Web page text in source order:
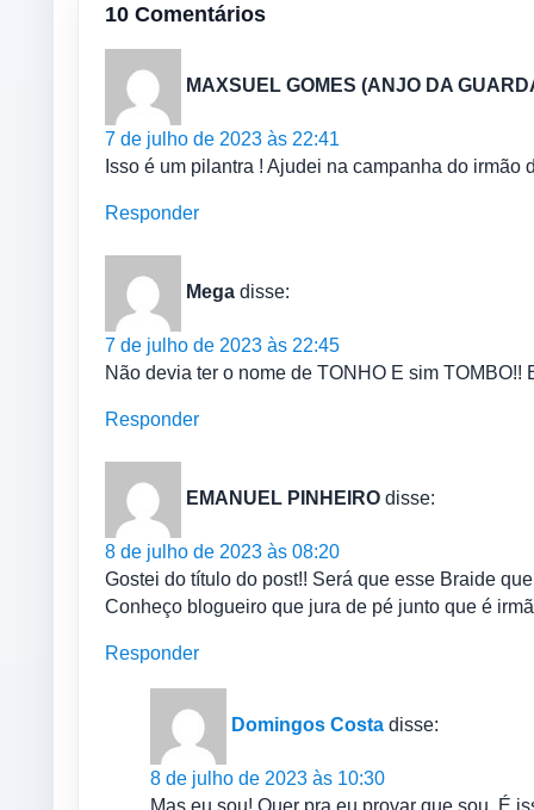
10 Comentários
MAXSUEL GOMES (ANJO DA
7 de julho de 2023 às 22:41
Isso é um pilantra ! Ajudei na campanha do
Responder
Mega disse:
7 de julho de 2023 às 22:45
Não devia ter o nome de TONHO E sim
Responder
EMANUEL PINHEIRO disse:
8 de julho de 2023 às 08:20
Gostei do título do post!! Será que esse Braide
Conheço blogueiro que jura de pé junto que é
Responder
Domingos Costa disse:
8 de julho de 2023 às 10:30
Mas eu sou! Quer pra eu provar que sou. É